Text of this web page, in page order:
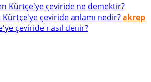
Kürtçe'ye çeviride ne demektir?
çeviride anlamı nedir?akrep
çeviride nasıl denir?